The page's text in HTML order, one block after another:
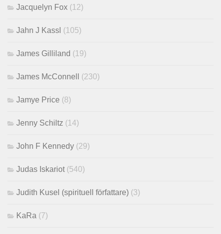
Jacquelyn Fox (12)
Jahn J Kassl (105)
James Gilliland (19)
James McConnell (230)
Jamye Price (8)
Jenny Schiltz (14)
John F Kennedy (29)
Judas Iskariot(540)
Judith Kusel (spirituell författare) (3)
KaRa (7)